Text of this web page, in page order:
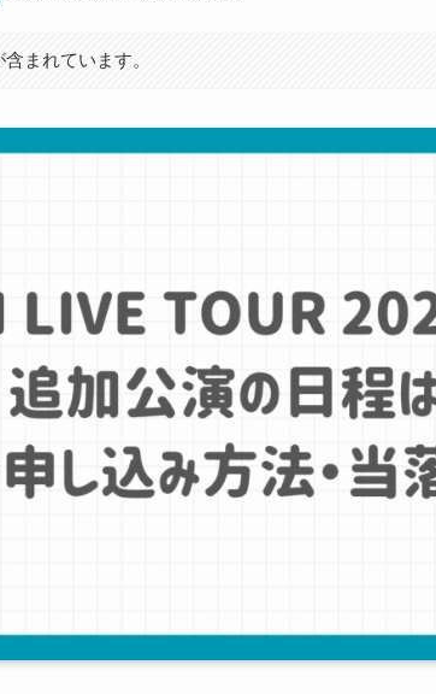
まれています。